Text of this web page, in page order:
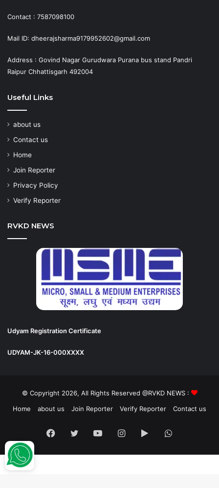
Contact : 7587098100
Mail ID: dheerajsharma9179952602@gmail.com
Address : Govind Nagar Gurudwara Purana bus stand Pandri
Raipur Chhattisgarh 492004
Useful Links
about us
Contact us
Home
Join Reporter
Privacy Policy
Verify Reporter
RVKD NEWS
Udyam Registration Certificate
UDYAM-JK-16-000XXXX
© Copyright 2026, All Rights Reserved @RVKD NEWS :
Home
about us Join Reporter Verify Reporter Contact us
Facebook
TwitterYouTubeInstagram
Google
Play
WhatsApp